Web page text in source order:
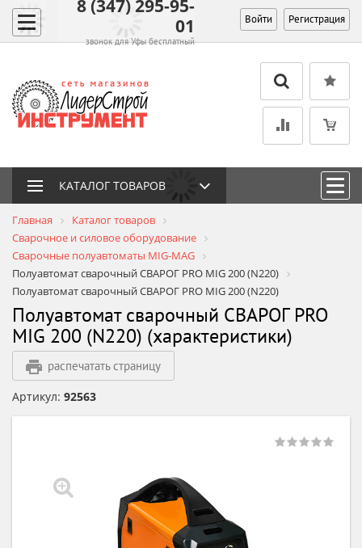
8 (347) 295-95-
01
звонок для Уфы бесплатный
Войти Регистрация
КАТАЛОГ ТОВАРОВ
Главная
Каталог товаров
Сварочное и силовое оборудование
Сварочные полуавтоматы MIG-MAG
Полуавтомат сварочный СВАРОГ PRO MIG 200 (N220)
Полуавтомат сварочный СВАРОГ PRO MIG 200 (N220)
Полуавтомат сварочный СВАРОГ PRO
MIG 200 (N220) (характеристики)
распечатать страницу
Артикул: 92563